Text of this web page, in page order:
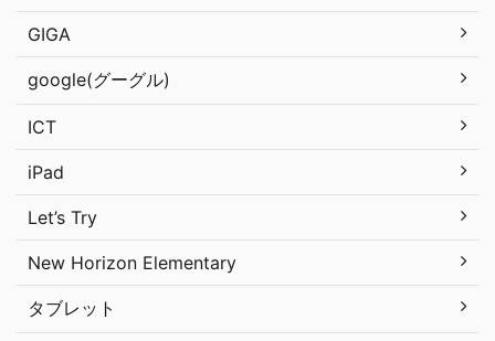
GIGA
google(グーグル)
ICT
iPad
Let’s Try
New Horizon Elementary
タブレット